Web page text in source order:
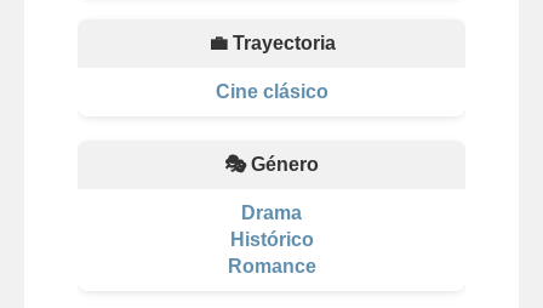
💼 Trayectoria
Cine clásico
🎭 Género
Drama
Histórico
Romance